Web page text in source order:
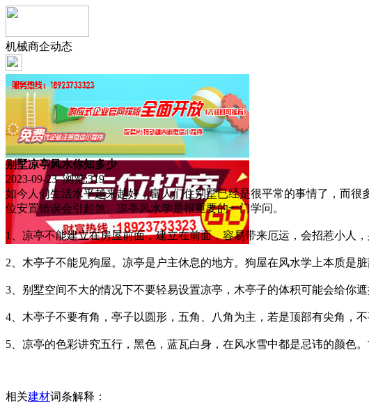
机械商企动态
别墅凉亭风水你知多少
2023-09-23 浏览:319
如今人们生活水平越来越好，富人们住别墅已经是很平常的事情了，而
位安置错误会引起煞。凉亭风水学是很重要的一门学问。
1、凉亭不能建立在房屋前面，建立在前面，容易带来厄运，会招惹小人
2、木亭子不能见狗屋。凉亭是户主休息的地方。狗屋在风水学上本质是脏
3、别墅空间不大的情况下不要轻易设置凉亭，木亭子的体积可能会给你遮
4、木亭子不要有角，亭子以圆形，五角、八角为主，若是顶部有尖角，
5、凉亭的色彩讲究五行，黑色，蓝瓦白身，在风水雪中都是忌讳的颜色
相关建材词条解释：